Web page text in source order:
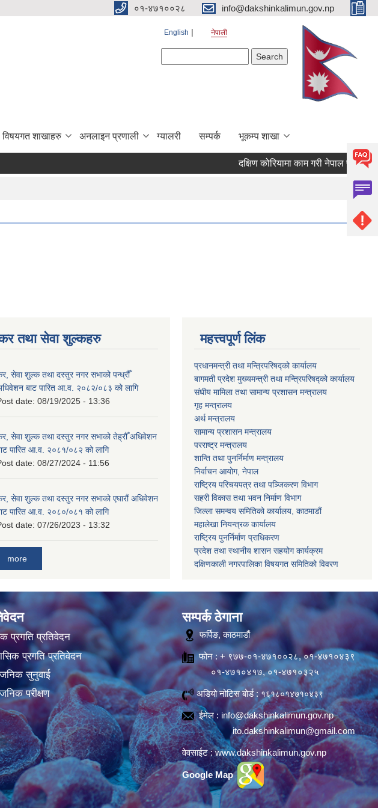
०१-४७१००२८ info@dakshinkalimun.gov.np
English नेपाली
विषयगत शाखाहरु अनलाइन प्रणाली ग्यालरी सम्पर्क भूकम्प शाखा
दक्षिण कोरियामा काम गरी नेपाल
तथा सेवा शुल्कहरु
सेवा शुल्क तथा दस्तुर नगर सभाको पन्ध्रौँ
बाट पारित आ.व. २०८२/०८३ को लागि
date: 08/19/2025 - 13:36
सेवा शुल्क तथा दस्तुर नगर सभाको तेह्रौँ अधिवेशन
पारित आ.व. २०८१/०८२ को लागि
date: 08/27/2024 - 11:56
सेवा शुल्क तथा दस्तुर नगर सभाको एघारौं अधिवेशन
पारित आ.व. २०८०/०८१ को लागि
date: 07/26/2023 - 13:32
more
महत्त्वपूर्ण लिंक
प्रधानमन्त्री तथा मन्त्रिपरिषद्को कार्यालय
बागमती प्रदेश मुख्यमन्त्री तथा मन्त्रिपरिषद्को कार्यालय
संघीय मामिला तथा सामान्य प्रशासन मन्त्रालय
गृह मन्त्रालय
अर्थ मन्त्रालय
सामान्य प्रशासन मन्त्रालय
परराष्ट्र मन्त्रालय
शान्ति तथा पुनर्निर्माण मन्त्रालय
निर्वाचन आयोग, नेपाल
राष्ट्रिय परिचयपत्र तथा पञ्जिकरण विभाग
सहरी विकास तथा भवन निर्माण विभाग
जिल्ला समन्वय समितिको कार्यालय, काठमाडौं
महालेखा नियन्त्रक कार्यालय
राष्ट्रिय पुनर्निर्माण प्राधिकरण
प्रदेश तथा स्थानीय शासन सहयोग कार्यक्रम
दक्षिणकाली नगरपालिका विषयगत समितिको विवरण
प्रगति प्रतिवेदन
प्रगति प्रतिवेदन
सुनुवाई
परीक्षण
सम्पर्क ठेगाना
फर्पिङ, काठमाडौं
फोन : + ९७७-०१-४७१००२८, ०१-४७१०४३९
०१-४७१०४१७, ०१-४७१०३२५
अडियो नोटिस बोर्ड : १६१८०१४७१०४३९
ईमेल : info@dakshinkalimun.gov.np
ito.dakshinkalimun@gmail.com
वेवसाईट :www.dakshinkalimun.gov.np
Google Map